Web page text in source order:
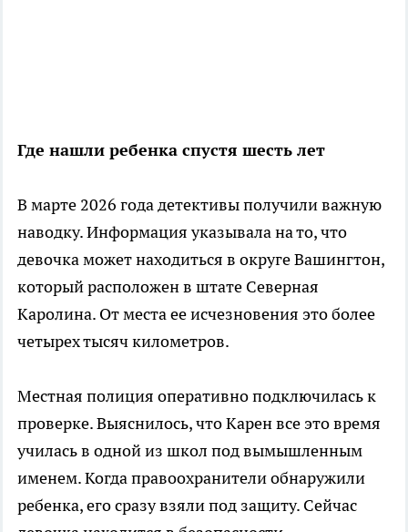
Где нашли ребенка спустя шесть лет
В марте 2026 года детективы получили важную
наводку. Информация указывала на то, что
девочка может находиться в округе Вашингтон,
который расположен в штате Северная
Каролина. От места ее исчезновения это более
четырех тысяч километров.
Местная полиция оперативно подключилась к
проверке. Выяснилось, что Карен все это время
училась в одной из школ под вымышленным
именем. Когда правоохранители обнаружили
ребенка, его сразу взяли под защиту. Сейчас